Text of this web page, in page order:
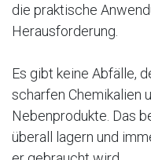
die praktische
Herausforderung.
Es gibt keine Abfälle,
scharfen Chemikalien
Nebenprodukte. Das
überall lagern und